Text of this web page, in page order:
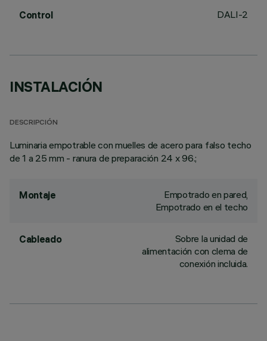
Control DALI-2
INSTALACIÓN
DESCRIPCIÓN
Luminaria empotrable con muelles de acero para falso techo
de 1 a 25 mm - ranura de preparación 24 x 96.;
Montaje
Empotrado en pared,
Empotrado en el techo
Cableado
Sobre la unidad de
alimentación con clema de
conexión incluida.